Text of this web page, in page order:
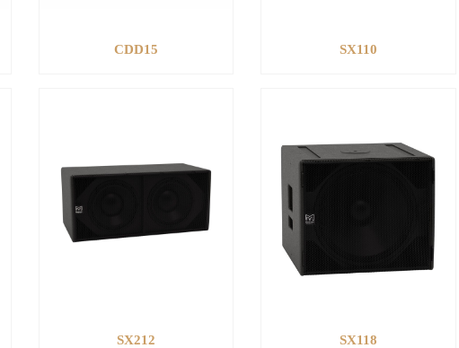
CDD15 SX110
SX212 SX118